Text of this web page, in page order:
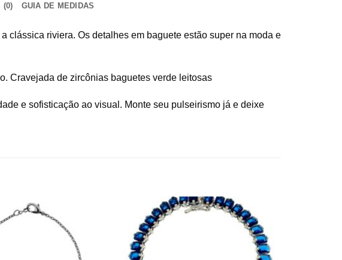
(0) GUIA DE MEDIDAS
clássica riviera. Os detalhes em baguete estão super na moda e
Cravejada de zircônias baguetes verde leitosas
e sofisticação ao visual. Monte seu pulseirismo já e deixe